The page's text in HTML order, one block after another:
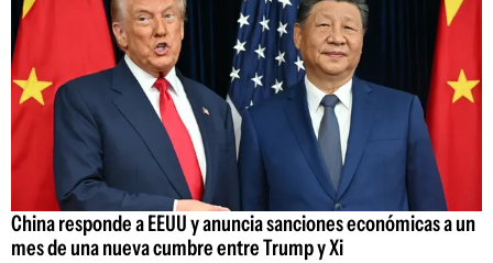
China responde a EEUU y anuncia sanciones económicas a un
mes de una nueva cumbre entre Trump y Xi